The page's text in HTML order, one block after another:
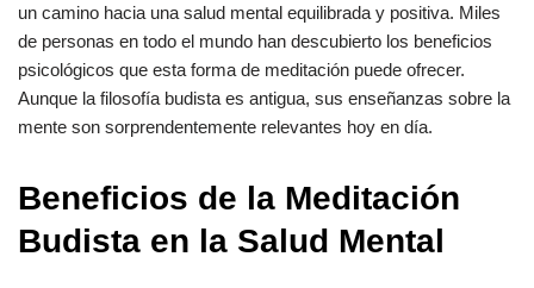
un camino hacia una salud mental equilibrada y positiva. Miles
de personas en todo el mundo han descubierto los beneficios
psicológicos que esta forma de meditación puede ofrecer.
Aunque la filosofía budista es antigua, sus enseñanzas sobre la
mente son sorprendentemente relevantes hoy en día.
Beneficios de la Meditación
Budista en la Salud Mental